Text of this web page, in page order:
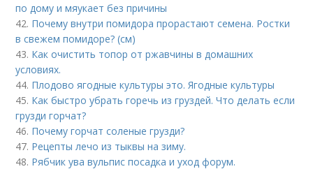
по дому и мяукает без причины
42. Почему внутри помидора прорастают семена. Ростки
в свежем помидоре? (см)
43. Как очистить топор от ржавчины в домашних
условиях.
44. Плодово ягодные культуры это. Ягодные культуры
45. Как быстро убрать горечь из груздей. Что делать если
грузди горчат?
46. Почему горчат соленые грузди?
47. Рецепты лечо из тыквы на зиму.
48. Рябчик ува вульпис посадка и уход форум.